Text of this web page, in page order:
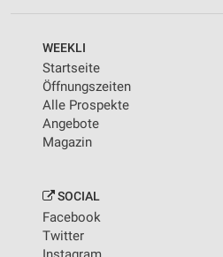
WEEKLI
Startseite
Öffnungszeiten
Alle Prospekte
Angebote
Magazin
SOCIAL
Facebook
Twitter